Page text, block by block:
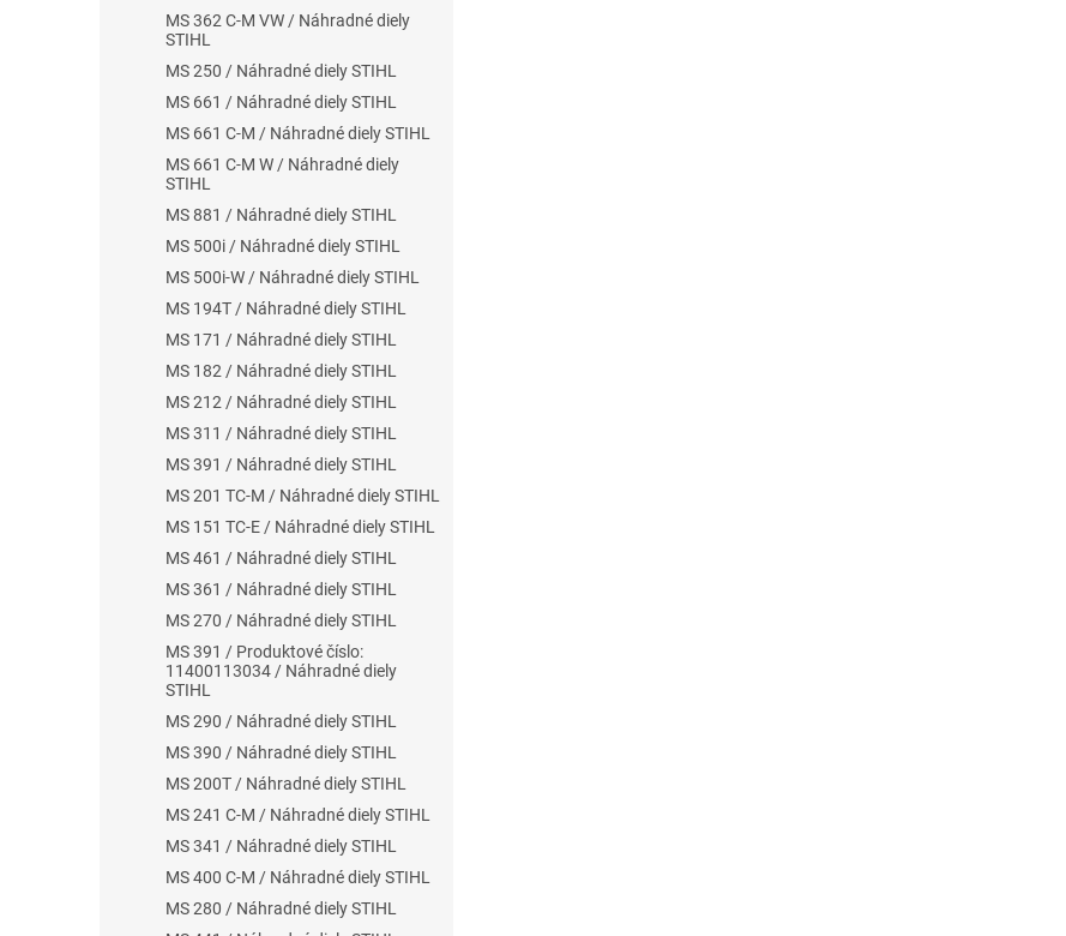
MS 362 C-M VW / Náhradné diely
STIHL
MS 250 / Náhradné diely STIHL
MS 661 / Náhradné diely STIHL
MS 661 C-M / Náhradné diely STIHL
MS 661 C-M W / Náhradné diely
STIHL
MS 881 / Náhradné diely STIHL
MS 500i / Náhradné diely STIHL
MS 500i-W / Náhradné diely STIHL
MS 194T / Náhradné diely STIHL
MS 171 / Náhradné diely STIHL
MS 182 / Náhradné diely STIHL
MS 212 / Náhradné diely STIHL
MS 311 / Náhradné diely STIHL
MS 391 / Náhradné diely STIHL
MS 201 TC-M / Náhradné diely STIHL
MS 151 TC-E / Náhradné diely STIHL
MS 461 / Náhradné diely STIHL
MS 361 / Náhradné diely STIHL
MS 270 / Náhradné diely STIHL
MS 391 / Produktové číslo:
11400113034 / Náhradné diely
STIHL
MS 290 / Náhradné diely STIHL
MS 390 / Náhradné diely STIHL
MS 200T / Náhradné diely STIHL
MS 241 C-M / Náhradné diely STIHL
MS 341 / Náhradné diely STIHL
MS 400 C-M / Náhradné diely STIHL
MS 280 / Náhradné diely STIHL